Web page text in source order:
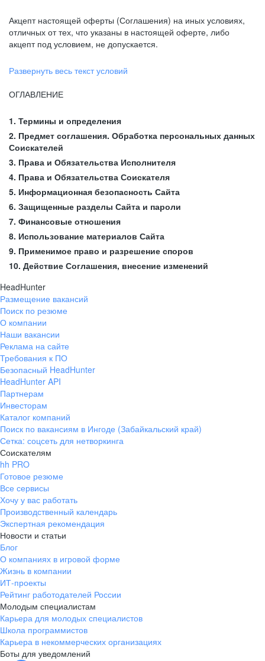
Акцепт настоящей оферты (Соглашения) на иных условиях,
отличных от тех, что указаны в настоящей оферте, либо
акцепт под условием, не допускается.
Развернуть весь текст условий
ОГЛАВЛЕНИЕ
1. Термины и определения
2. Предмет соглашения. Обработка персональных данных
Соискателей
3. Права и Обязательства Исполнителя
4. Права и Обязательства Соискателя
5. Информационная безопасность Сайта
6. Защищенные разделы Сайта и пароли
7. Финансовые отношения
8. Использование материалов Сайта
9. Применимое право и разрешение споров
10. Действие Соглашения, внесение изменений
HeadHunter
Размещение вакансий
Поиск по резюме
О компании
Наши вакансии
Реклама на сайте
Требования к ПО
Безопасный HeadHunter
HeadHunter API
Партнерам
Инвесторам
Каталог компаний
Поиск по вакансиям в Ингоде (Забайкальский край)
Сетка: соцсеть для нетворкинга
Соискателям
hh PRO
Готовое резюме
Все сервисы
Хочу у вас работать
Производственный календарь
Экспертная рекомендация
Новости и статьи
Блог
О компаниях в игровой форме
Жизнь в компании
ИТ-проекты
Рейтинг работодателей России
Молодым специалистам
Карьера для молодых специалистов
Школа программистов
Карьера в некоммерческих организациях
Боты для уведомлений